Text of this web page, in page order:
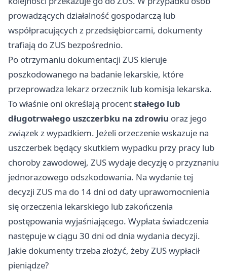
prowadzących działalność gospodarczą lub
współpracujących z przedsiębiorcami, dokumenty
trafiają do ZUS bezpośrednio.
Po otrzymaniu dokumentacji ZUS kieruje
poszkodowanego na badanie lekarskie, które
przeprowadza lekarz orzecznik lub komisja lekarska.
To właśnie oni określają procentstałego lub
długotrwałego uszczerbku na zdrowiu oraz jego
związek z wypadkiem. Jeżeli orzeczenie wskazuje na
uszczerbek będący skutkiem wypadku przy pracy lub
choroby zawodowej, ZUS wydaje decyzję o przyznaniu
jednorazowego odszkodowania. Na wydanie tej
decyzji ZUS ma do 14 dni od daty uprawomocnienia
się orzeczenia lekarskiego lub zakończenia
postępowania wyjaśniającego. Wypłata świadczenia
następuje w ciągu 30 dni od dnia wydania decyzji.
Jakie dokumenty trzeba złożyć, żeby ZUS wypłacił
pieniądze?